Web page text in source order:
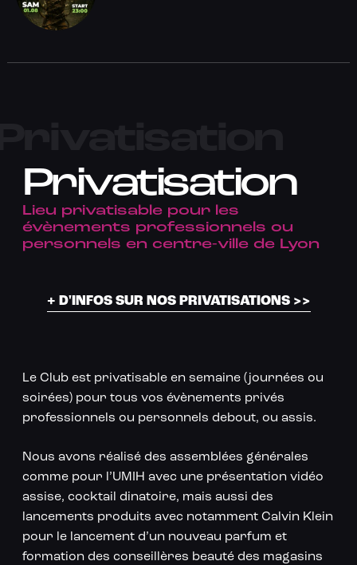
Privatisation
Lieu privatisable pour les
évènements professionnels ou
personnels en centre-ville de Lyon
+ D'INFOS SUR NOS PRIVATISATIONS >>
Le Club est privatisable en semaine (journées ou
soirées) pour tous vos évènements privés
professionnels ou personnels debout, ou assis.
Nous avons réalisé des assemblées générales
comme pour l’UMIH avec une présentation vidéo
assise, cocktail dinatoire, mais aussi des
lancements produits avec notamment Calvin Klein
pour le lancement d’un nouveau parfum et
formation des conseillères beauté des magasins